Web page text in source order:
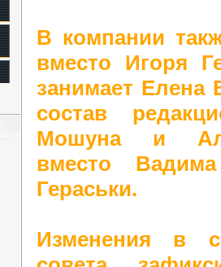
В компании
вместо Игоря
занимает Елена
состав
Мошуна и
вместо
Гераськи.
Изменения в